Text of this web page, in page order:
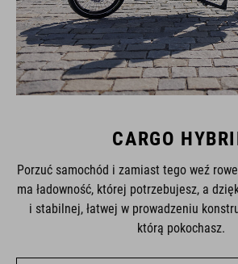
CARGO
Porzuć samochód i zamiast tego weź
ma ładowność, której potrzebujesz, a
i stabilnej, łatwej w prowadzeniu
którą pokochasz.